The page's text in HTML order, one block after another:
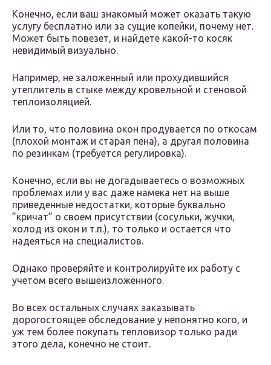
Конечно, если ваш знакомый может оказать такую
услугу бесплатно или за сущие копейки, почему нет.
Может быть повезет, и найдете какой-то косяк
невидимый визуально.
Например, не заложенный или прохудившийся
утеплитель в стыке между кровельной и стеновой
теплоизоляцией.
Или то, что половина окон продувается по откосам
(плохой монтаж и старая пена), а другая половина
по резинкам (требуется регулировка).
Конечно, если вы не догадываетесь о возможных
проблемах или у вас даже намека нет на выше
приведенные недостатки, которые буквально
”кричат” о своем присутствии (сосульки, жучки,
холод из окон и т.п.), то только и остается что
надеяться на специалистов.
Однако проверяйте и контролируйте их работу с
учетом всего вышеизложенного.
Во всех остальных случаях заказывать
дорогостоящее обследование у непонятно кого, и
уж тем более покупать тепловизор только ради
этого дела, конечно не стоит.